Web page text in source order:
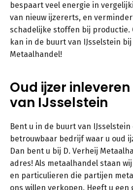
bespaart veel energie in
van nieuw ijzererts, en
schadelijke stoffen bij productie.
kan in de buurt van IJsselstein bij
Metaalhandel!
Oud ijzer
van IJsselstein
Bent u in de buurt van
betrouwbaar bedrijf waar u oud
Dan bent u bij D. Verheij
adres! Als metaalhandel staan
en particulieren die partijen
ons willen verkopen. Heeft u een